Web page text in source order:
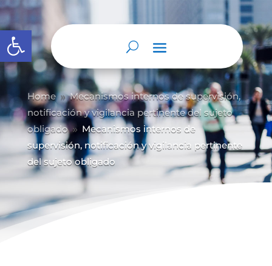
Abrir barra de herramientas
Home 9 Mecanismos internos de supervisión,
notificación y vigilancia pertinente del sujeto
obligado 9 Mecanismos internos de
supervisión, notificación y vigilancia pertinente
del sujeto obligado